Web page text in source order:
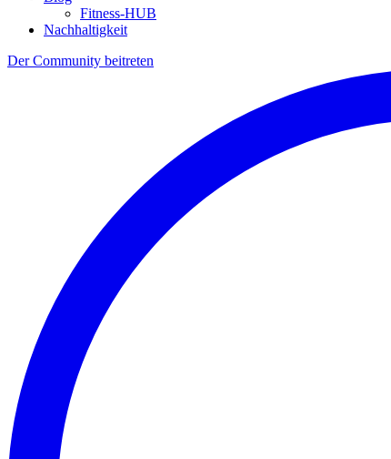
Fitness-HUB
Nachhaltigkeit
Der Community beitreten